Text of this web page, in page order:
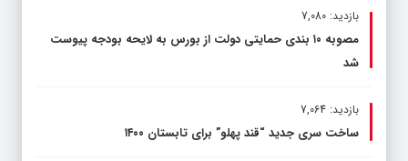
بازدید: 7,080
مصوبه ۱۰ بندی حمایتی دولت از بورس به لایحه بودجه پیوست
شد
بازدید: 7,064
ساخت سری جدید “قند پهلو” برای تابستان ۱۴۰۰